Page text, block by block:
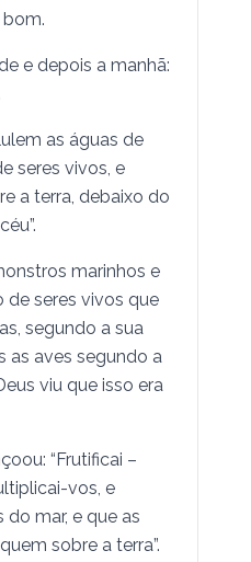
bom.
e depois a manhã:
as águas de
seres vivos, e
a terra, debaixo do
mari­nhos e
seres vivos que
segundo a sua
as aves segundo a
viu que isso era
“Frutificai –
vos, e
do mar, e que as
sobre a terra”.